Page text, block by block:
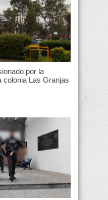
por la
colonia Las Granjas